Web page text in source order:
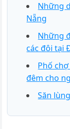
Những
Nẵng
Những
các đôi tại
Phố
đêm cho
Săn